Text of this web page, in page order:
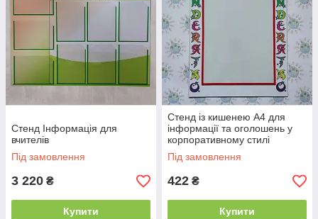
Стенд Інформація для
вчителів
Під замовлення
3 220 ₴
Купити
Стенд із кишенею А4 для
інформації та оголошень у
корпоративному стилі
Під замовлення
422 ₴
Купити